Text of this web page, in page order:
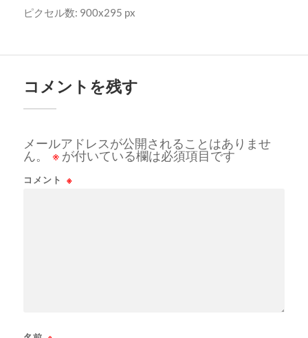
ピクセル数: 900x295 px
コメントを残す
メールアドレスが公開されることはありませ
ん。
※ が付いている欄は必須項目です
コメント ※